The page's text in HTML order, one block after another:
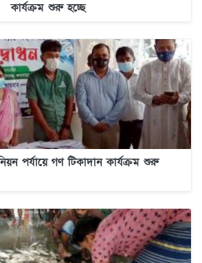
কার্যক্রম শুরু হচ্ছে
পর্যায়ে গণ টিকাদান কার্যক্রম শুরু